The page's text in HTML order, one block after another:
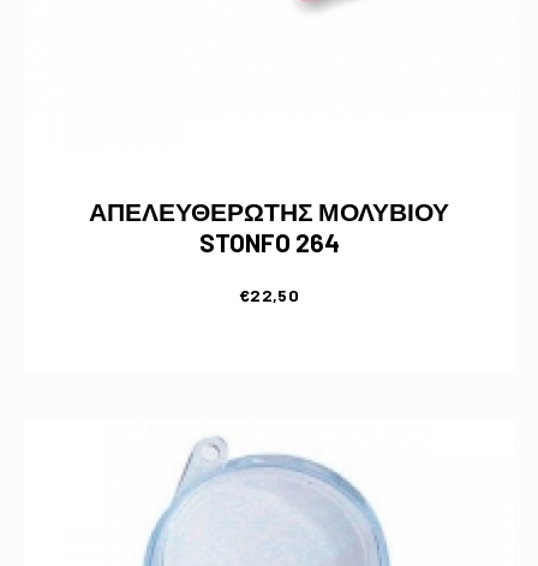
ΑΠΕΛΕΥΘΕΡΩΤΗΣ ΜΟΛΥΒΙΟΥ
STONFO 264
€22,50